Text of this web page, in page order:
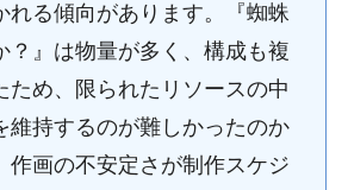
れる傾向があります。『蜘蛛
？』は物量が多く、構成も複
ため、限られたリソースの中
維持するのが難しかったのか
作画の不安定さが制作スケジ